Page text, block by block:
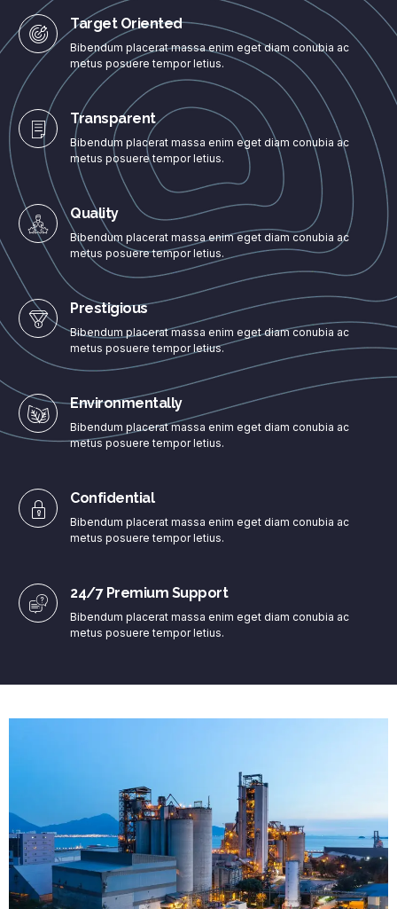
Target Oriented
Bibendum placerat massa enim eget diam conubia ac
metus posuere tempor letius.
Transparent
Bibendum placerat massa enim eget diam conubia ac
metus posuere tempor letius.
Quality
Bibendum placerat massa enim eget diam conubia ac
metus posuere tempor letius.
Prestigious
Bibendum placerat massa enim eget diam conubia ac
metus posuere tempor letius.
Environmentally
Bibendum placerat massa enim eget diam conubia ac
metus posuere tempor letius.
Confidential
Bibendum placerat massa enim eget diam conubia ac
metus posuere tempor letius.
24/7 Premium Support
Bibendum placerat massa enim eget diam conubia ac
metus posuere tempor letius.